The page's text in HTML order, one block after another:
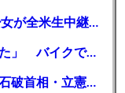
【MLB】「大谷は謙虚ではない」少女が全米生中継で突然の大谷翔平批判 サイン無視された過去明かす
【千葉】「みんなで走れて楽しかった」 バイクでバースデー集団暴走 男女５７人を書類送検 SNSで参加者募る
ガソリン減税、１兆円の財源必要 石破首相・立憲野田氏「財源は死に物狂いで確保しなければならない」「本当に死に物狂いで」